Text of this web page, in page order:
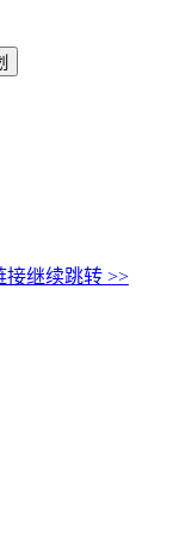
接继续跳转 >>